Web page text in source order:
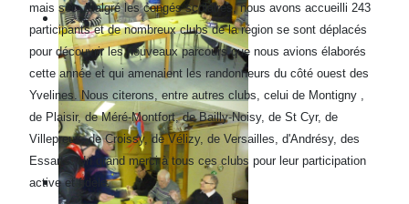
mais sec. Malgré les congés scolaires, nous avons accueilli 243
participants et de nombreux clubs de la région se sont déplacés
pour découvrir les nouveaux parcours que nous avions élaborés
cette année et qui amenaient les randonneurs du côté ouest des
Yvelines. Nous citerons, entre autres clubs, celui de Montigny ,
de Plaisir, de Méré-Montfort, de Bailly-Noisy, de St Cyr, de
Villepreux, de Croissy, de Vélizy, de Versailles, d'Andrésy, des
Essarts. Un grand merci à tous ces clubs pour leur participation
active et fidèle.